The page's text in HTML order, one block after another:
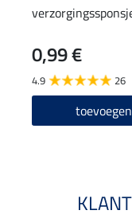
0,99 €
4.9 26
toevoegen